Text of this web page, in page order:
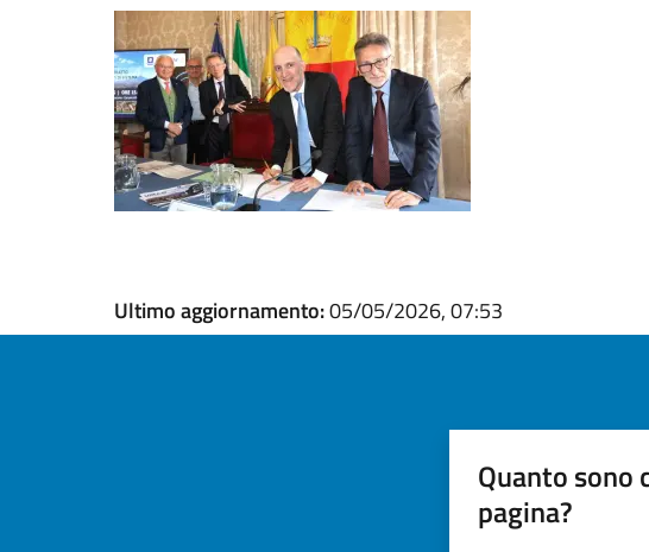
Ultimo aggiornamento:05/05/2026, 07:53
Quanto sono
pagina?